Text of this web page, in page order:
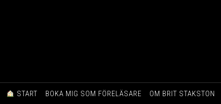
START BOKA MIG SOM FÖRELÄSARE
OM BRIT STAKSTON